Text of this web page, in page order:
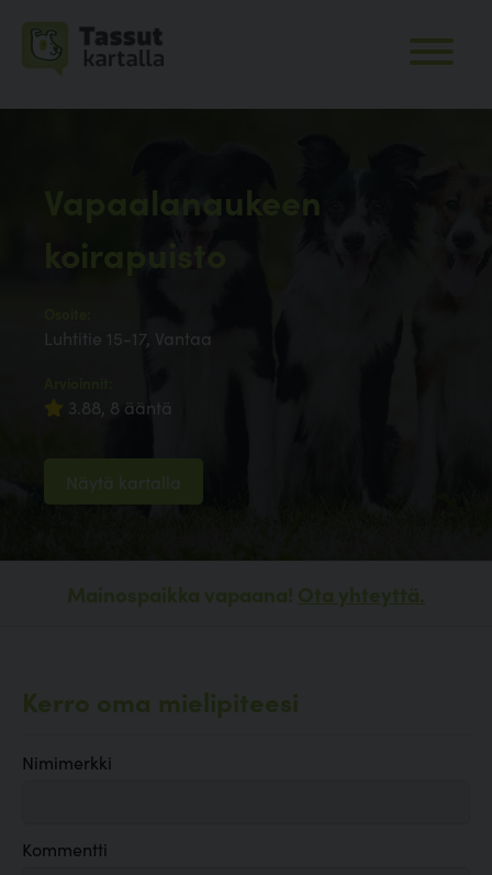
Vapaalanaukeen
koirapuisto
Luhtitie 15-17, Vantaa
3.88, 8 ääntä
Näytä kartalla
Mainospaikka vapaana! Ota yhteyttä.
Kerro oma mielipiteesi
Nimimerkki
Kommentti